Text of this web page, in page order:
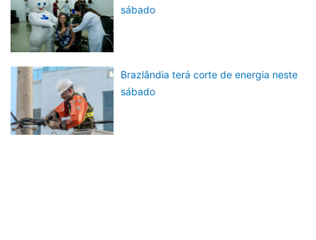
sábado
Brazlândia terá corte de energia neste
sábado